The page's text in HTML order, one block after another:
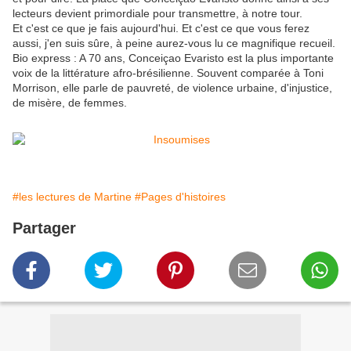
lecteurs devient primordiale pour transmettre, à notre tour.
Et c'est ce que je fais aujourd'hui. Et c'est ce que vous ferez
aussi, j'en suis sûre, à peine aurez-vous lu ce magnifique recueil.
Bio express : A 70 ans, Conceiçao Evaristo est la plus importante
voix de la littérature afro-brésilienne. Souvent comparée à Toni
Morrison, elle parle de pauvreté, de violence urbaine, d'injustice,
de misère, de femmes.
#les lectures de Martine #Pages d'histoires
Partager